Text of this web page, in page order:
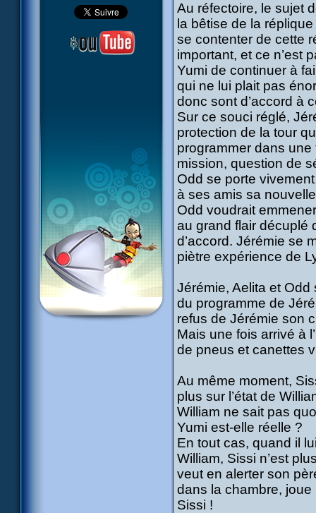
Au réfectoire, le sujet
la bêtise de la
se contenter de cette
important, et ce n’est
Yumi de continuer à
qui ne lui plait pas
donc sont d’accord à
Sur ce souci réglé,
protection de la tour
programmer dans une
mission, question de
Odd se porte
à ses amis sa
Odd voudrait
au grand flair décuplé
d’accord. Jérémie se
piètre expérience de
Jérémie, Aelita et Odd
du programme de
refus de Jérémie son
Mais une fois arrivé à
de pneus et canettes
Au même moment,
plus sur l’état de
William ne sait pas
Yumi est-elle réelle ?
En tout cas, quand il
William, Sissi n’est
veut en alerter son
dans la chambre, joue
Sissi !